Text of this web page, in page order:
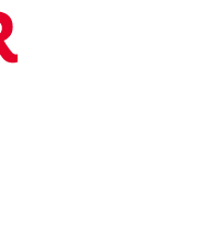
OFERTE DE NERATAT